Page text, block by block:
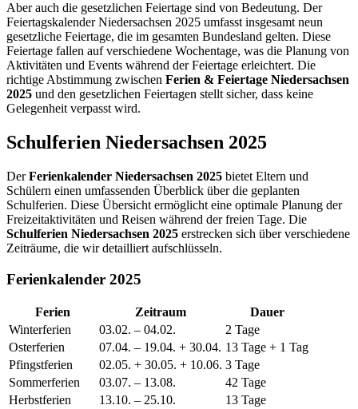
Aber auch die gesetzlichen Feiertage sind von Bedeutung. Der
Feiertagskalender Niedersachsen 2025 umfasst insgesamt neun
gesetzliche Feiertage, die im gesamten Bundesland gelten. Diese
Feiertage fallen auf verschiedene Wochentage, was die Planung von
Aktivitäten und Events während der Feiertage erleichtert. Die
richtige Abstimmung zwischen Ferien & Feiertage Niedersachsen
2025 und den gesetzlichen Feiertagen stellt sicher, dass keine
Gelegenheit verpasst wird.
Schulferien Niedersachsen 2025
DerFerienkalender Niedersachsen 2025 bietet Eltern und
Schülern einen umfassenden Überblick über die geplanten
Schulferien. Diese Übersicht ermöglicht eine optimale Planung der
Freizeitaktivitäten und Reisen während der freien Tage. Die
Schulferien Niedersachsen 2025 erstrecken sich über verschiedene
Zeiträume, die wir detailliert aufschlüsseln.
Ferienkalender 2025
Ferien Zeitraum
Dauer
Winterferien
03.02. – 04.02.
2 Tage
Osterferien
07.04. – 19.04. + 30.04. 13 Tage + 1 Tag
Pfingstferien
02.05. + 30.05. + 10.06. 3 Tage
Sommerferien
03.07. – 13.08.
42 Tage
Herbstferien
13.10. – 25.10.
13 Tage